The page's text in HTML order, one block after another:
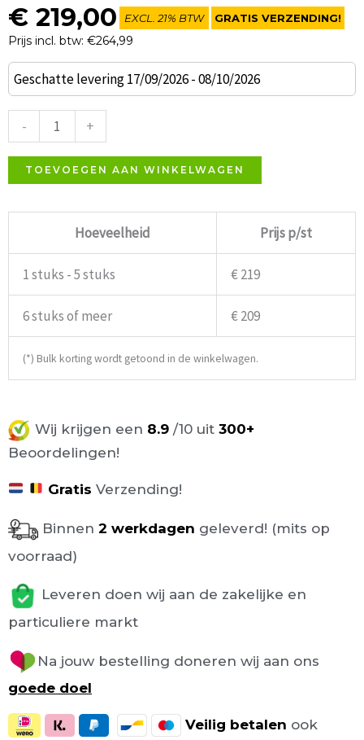
€ 219,00
Prijs incl. btw: €264,99
EXCL. 21% BTW GRATIS VERZENDING!
Geschatte levering 17/09/2026 - 08/10/2026
-
Matiz
Armstoel
Kunstleder
aantal
+
TOEVOEGEN AAN WINKELWAGEN
Hoeveelheid Prijs p/st
1 stuks - 5 stuks € 219
6 stuks of meer € 209
(*) Bulk korting wordt getoond in de winkelwagen.
Wij krijgen een 8.9 /10 uit 300+
Beoordelingen!
Gratis Verzending!
Binnen 2 werkdagen geleverd! (mits op
voorraad)
Leveren doen wij aan de zakelijke en
particuliere markt
Na jouw bestelling doneren wij aan ons
goede doel
Veilig betalen ook